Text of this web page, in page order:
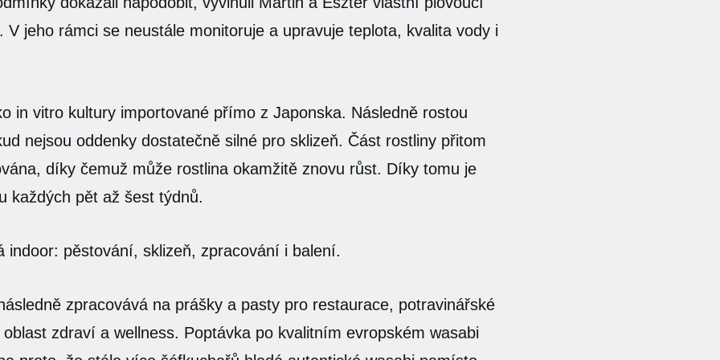
V jeho rámci se neustále monitoruje a upravuje teplota, kvalita vody i
in vitro kultury importované přímo z Japonska. Následně rostou
nejsou oddenky dostatečně silné pro sklizeň. Část rostliny přitom
díky čemuž může rostlina okamžitě znovu růst. Díky tomu je
každých pět až šest týdnů.
indoor: pěstování, sklizeň, zpracování i balení.
zpracovává na prášky a pasty pro restaurace, potravinářské
zdraví a wellness. Poptávka po kvalitním evropském wasabi